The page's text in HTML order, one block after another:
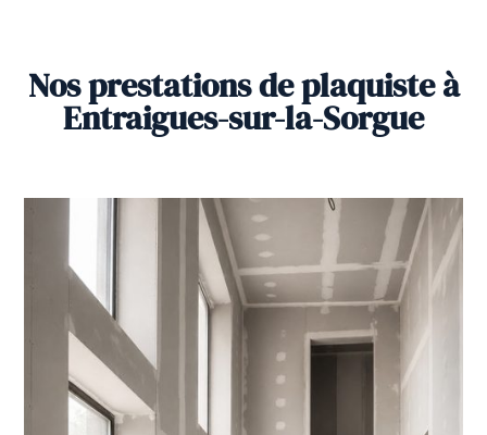
Nos prestations de plaquiste à
Entraigues-sur-la-Sorgue